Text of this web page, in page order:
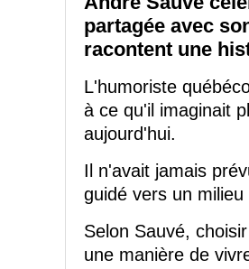
partagée avec
racontent une
L'humoriste
à ce qu'il imaginait
aujourd'hui.
Il n'avait jamais
guidé vers un
Selon Sauvé,
une manière de